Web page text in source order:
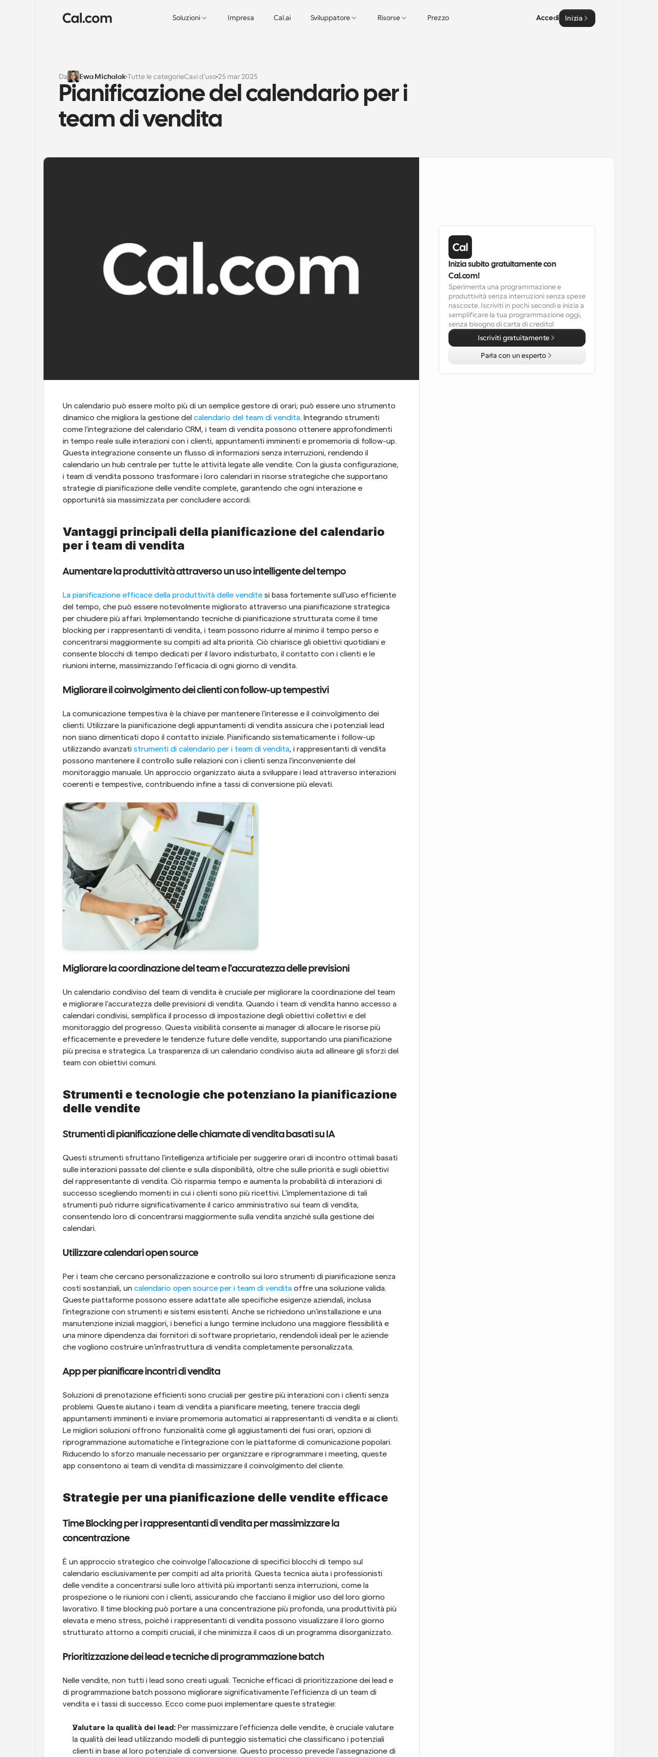
Soluzioni Impresa Cal.ai Sviluppatore Risorse Prezzo Accedi Inizia
Da Ewa MichalakTutte le categorieCasi d'uso25 mar 2025
Pianificazione del calendario per i
team di vendita
Un calendario può essere molto più di un semplice gestore di orari; può essere uno strumento
dinamico che migliora la gestione del calendario del team di vendita. Integrando strumenti
come l'integrazione del calendario CRM, i team di vendita possono ottenere approfondimenti
in tempo reale sulle interazioni con i clienti, appuntamenti imminenti e promemoria di follow-up.
Questa integrazione consente un flusso di informazioni senza interruzioni, rendendo il
calendario un hub centrale per tutte le attività legate alle vendite. Con la giusta configurazione,
i team di vendita possono trasformare i loro calendari in risorse strategiche che supportano
strategie di pianificazione delle vendite complete, garantendo che ogni interazione e
opportunità sia massimizzata per concludere accordi.
Vantaggi principali della pianificazione del calendario
per i team di vendita
Aumentare la produttività attraverso un uso intelligente del tempo
La pianificazione efficace della produttività delle vendite si basa fortemente sull'uso efficiente
del tempo, che può essere notevolmente migliorato attraverso una pianificazione strategica
per chiudere più affari. Implementando tecniche di pianificazione strutturata come il time
blocking per i rappresentanti di vendita, i team possono ridurre al minimo il tempo perso e
concentrarsi maggiormente su compiti ad alta priorità. Ciò chiarisce gli obiettivi quotidiani e
consente blocchi di tempo dedicati per il lavoro indisturbato, il contatto con i clienti e le
riunioni interne, massimizzando l'efficacia di ogni giorno di vendita.
Migliorare il coinvolgimento dei clienti con follow-up tempestivi
La comunicazione tempestiva è la chiave per mantenere l'interesse e il coinvolgimento dei
clienti. Utilizzare la pianificazione degli appuntamenti di vendita assicura che i potenziali lead
non siano dimenticati dopo il contatto iniziale. Pianificando sistematicamente i follow-up
utilizzando avanzati strumenti di calendario per i team di vendita, i rappresentanti di vendita
possono mantenere il controllo sulle relazioni con i clienti senza l'inconveniente del
monitoraggio manuale. Un approccio organizzato aiuta a sviluppare i lead attraverso interazioni
coerenti e tempestive, contribuendo infine a tassi di conversione più elevati.
Migliorare la coordinazione del team e l'accuratezza delle previsioni
Un calendario condiviso del team di vendita è cruciale per migliorare la coordinazione del team
e migliorare l'accuratezza delle previsioni di vendita. Quando i team di vendita hanno accesso a
calendari condivisi, semplifica il processo di impostazione degli obiettivi collettivi e del
monitoraggio del progresso. Questa visibilità consente ai manager di allocare le risorse più
efficacemente e prevedere le tendenze future delle vendite, supportando una pianificazione
più precisa e strategica. La trasparenza di un calendario condiviso aiuta ad allineare gli sforzi del
team con obiettivi comuni.
Strumenti e tecnologie che potenziano la pianificazione
delle vendite
Strumenti di pianificazione delle chiamate di vendita basati su IA
Questi strumenti sfruttano l'intelligenza artificiale per suggerire orari di incontro ottimali basati
sulle interazioni passate del cliente e sulla disponibilità, oltre che sulle priorità e sugli obiettivi
del rappresentante di vendita. Ciò risparmia tempo e aumenta la probabilità di interazioni di
successo scegliendo momenti in cui i clienti sono più ricettivi. L'implementazione di tali
strumenti può ridurre significativamente il carico amministrativo sui team di vendita,
consentendo loro di concentrarsi maggiormente sulla vendita anziché sulla gestione dei
calendari.
Utilizzare calendari open source
Per i team che cercano personalizzazione e controllo sui loro strumenti di pianificazione senza
costi sostanziali, un calendario open source per i team di vendita offre una soluzione valida.
Queste piattaforme possono essere adattate alle specifiche esigenze aziendali, inclusa
l'integrazione con strumenti e sistemi esistenti. Anche se richiedono un'installazione e una
manutenzione iniziali maggiori, i benefici a lungo termine includono una maggiore flessibilità e
una minore dipendenza dai fornitori di software proprietario, rendendoli ideali per le aziende
che vogliono costruire un'infrastruttura di vendita completamente personalizzata.
App per pianificare incontri di vendita
Soluzioni di prenotazione efficienti sono cruciali per gestire più interazioni con i clienti senza
problemi. Queste aiutano i team di vendita a pianificare meeting, tenere traccia degli
appuntamenti imminenti e inviare promemoria automatici ai rappresentanti di vendita e ai clienti.
Le migliori soluzioni offrono funzionalità come gli aggiustamenti dei fusi orari, opzioni di
riprogrammazione automatiche e l'integrazione con le piattaforme di comunicazione popolari.
Riducendo lo sforzo manuale necessario per organizzare e riprogrammare i meeting, queste
app consentono ai team di vendita di massimizzare il coinvolgimento del cliente.
Strategie per una pianificazione delle vendite efficace
Time Blocking per i rappresentanti di vendita per massimizzare la
concentrazione
È un approccio strategico che coinvolge l'allocazione di specifici blocchi di tempo sul
calendario esclusivamente per compiti ad alta priorità. Questa tecnica aiuta i professionisti
delle vendite a concentrarsi sulle loro attività più importanti senza interruzioni, come la
prospezione o le riunioni con i clienti, assicurando che facciano il miglior uso del loro giorno
lavorativo. Il time blocking può portare a una concentrazione più profonda, una produttività più
elevata e meno stress, poiché i rappresentanti di vendita possono visualizzare il loro giorno
strutturato attorno a compiti cruciali, il che minimizza il caos di un programma disorganizzato.
Prioritizzazione dei lead e tecniche di programmazione batch
Nelle vendite, non tutti i lead sono creati uguali. Tecniche efficaci di prioritizzazione dei lead e
di programmazione batch possono migliorare significativamente l'efficienza di un team di
vendita e i tassi di successo. Ecco come puoi implementare queste strategie:
Valutare la qualità dei lead: Per massimizzare l'efficienza delle vendite, è cruciale valutare
la qualità dei lead utilizzando modelli di punteggio sistematici che classificano i potenziali
clienti in base al loro potenziale di conversione. Questo processo prevede l'assegnazione di
Inizia subito gratuitamente con
Cal.com!
Sperimenta una programmazione e
produttività senza interruzioni senza spese
nascoste. Iscriviti in pochi secondi e inizia a
semplificare la tua programmazione oggi,
senza bisogno di carta di credito!
Iscriviti gratuitamente
Parla con un esperto